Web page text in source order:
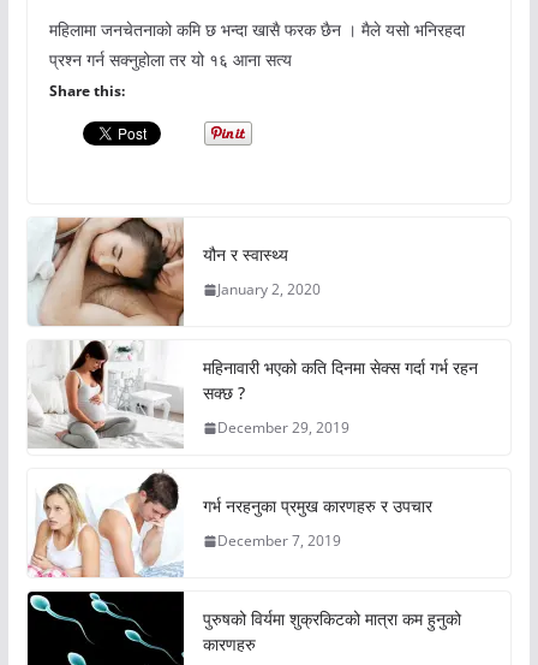
महिलामा जनचेतनाको कमि छ भन्दा खासै फरक छैन । मैले यसो भनिरहदा
प्रश्न गर्न सक्नुहोला तर यो १६ आना सत्य
Share this:
यौन र स्वास्थ्य
January 2, 2020
महिनावारी भएको कति दिनमा सेक्स गर्दा गर्भ रहन
सक्छ ?
December 29, 2019
गर्भ नरहनुका प्रमुख कारणहरु र उपचार
December 7, 2019
पुरुषको विर्यमा शुक्रकिटको मात्रा कम हुनुको
कारणहरु